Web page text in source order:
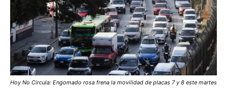
Hoy No Circula: Engomado rosa frena la movilidad de placas 7 y 8 este martes